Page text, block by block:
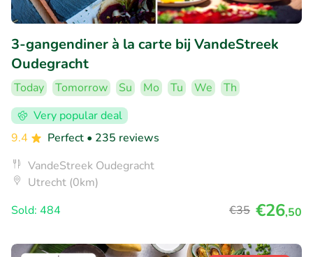
3-gangendiner à la carte bij VandeStreek
Oudegracht
Today Tomorrow Su Mo Tu We
Th
Very popular deal
9.4
Perfect • 235 reviews
VandeStreek Oudegracht
Utrecht (0km)
Sold: 484
€35 €26,50